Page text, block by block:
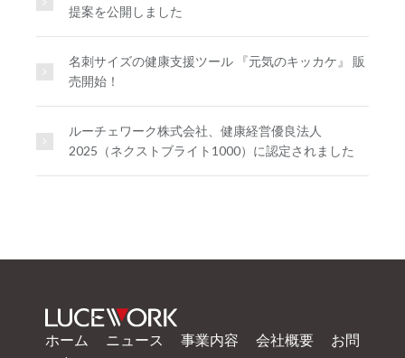
提案を公開しました
名刺サイズの健康支援ツール 『元気のキッカケ』 販
売開始！
ルーチェワーク株式会社、健康経営優良法人
2025（ネクストブライト1000）に認定されました
ホーム ニュース 事業内容 会社概要
お問